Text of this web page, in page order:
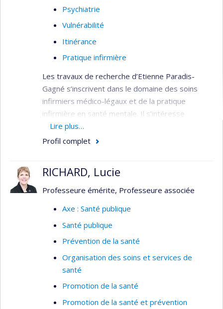
Psychiatrie
Vulnérabilité
Itinérance
Pratique infirmière
Les travaux de recherche d’Etienne Paradis-
Gagné s’inscrivent dans le domaine des soins
infirmiers médico-légaux et de la pratique
infirmière en santé mentale. Il s’intéresse
particulièrement à l’interaction entre les milieux
de la santé mentale et de la justice (phénomène
également aux notions de vulnérabilité sociale et
à la pratique infirmière auprès des personnes en
est chercheur régulier au Centre de recherche de
l’Institut national de psychiatrie légale Philippe-
Pinel et chercheur associé au Centre de
mentale de Montréal (CRIUSMM).
Lire plus…
Profil complet
RICHARD, Lucie
Professeure émérite, Professeure associée
Axe : Santé publique
Santé publique
Prévention de la santé
Organisation des soins et services de
santé
Promotion de la santé
Promotion de la santé et prévention